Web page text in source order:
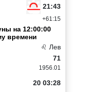
21:43
+61:15
на 12:00:00
времени
♌ Лев
71
1956.01
20 03:28